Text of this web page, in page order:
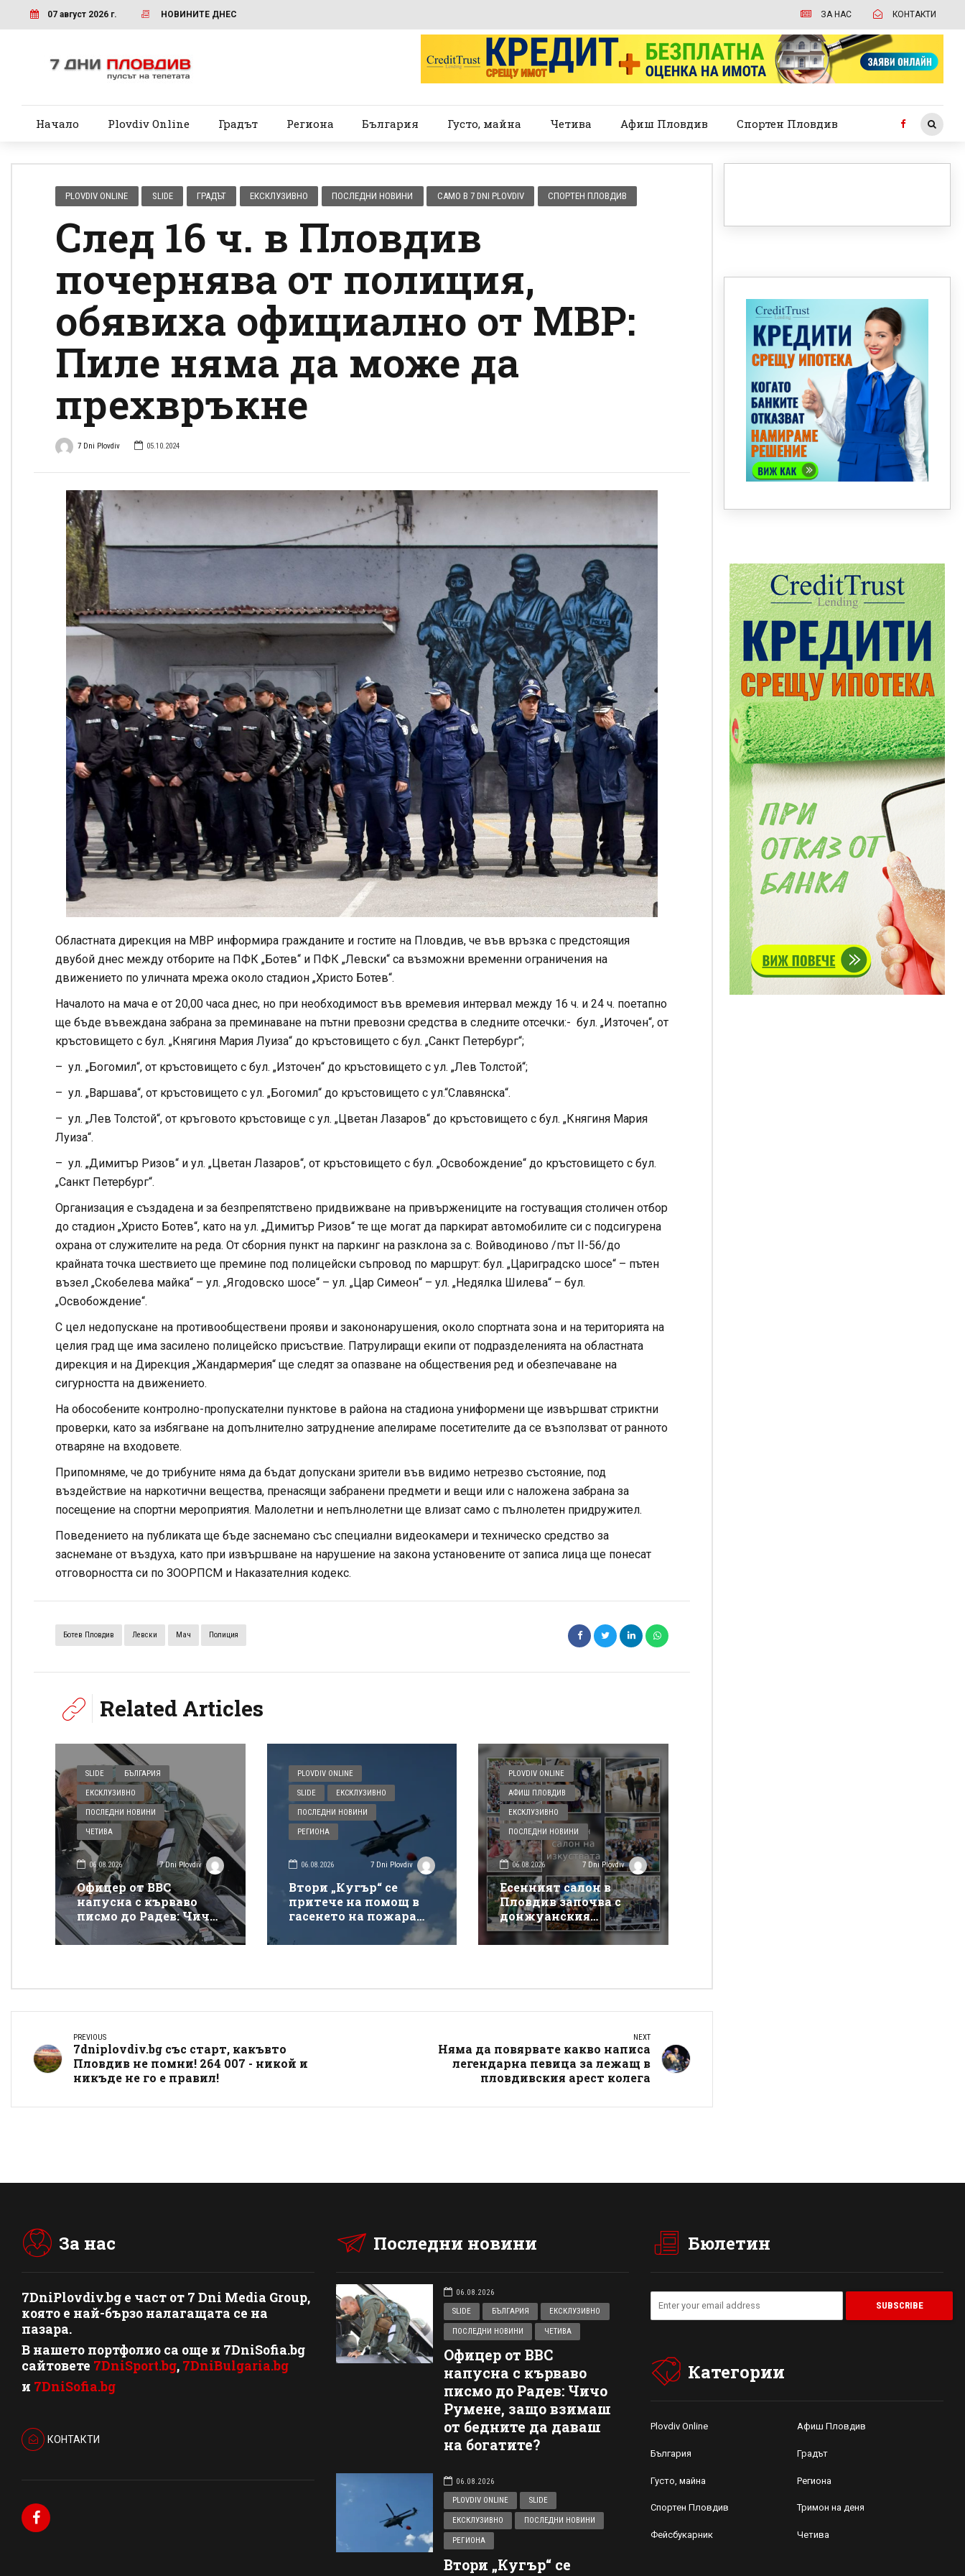
07 август 2026 г. НОВИНИТЕ ДНЕС ЗА НАС КОНТАКТИ
Начало Plovdiv Online Градът Региона България Густо, майна Четива Афиш Пловдив Спортен Пловдив
PLOVDIV ONLINE SLIDE ГРАДЪТ ЕКСКЛУЗИВНО ПОСЛЕДНИ НОВИНИ САМО В 7 DNI PLOVDIV СПОРТЕН ПЛОВДИВ
След 16 ч. в Пловдив
почернява от полиция,
обявиха официално от МВР:
Пиле няма да може да
прехвръкне
7 Dni Plovdiv 05.10.2024
Областната дирекция на МВР информира гражданите и гостите на Пловдив, че във връзка с предстоящия
двубой днес между отборите на ПФК „Ботев“ и ПФК „Левски“ са възможни временни ограничения на
движението по уличната мрежа около стадион „Христо Ботев“.
Началото на мача е от 20,00 часа днес, но при необходимост във времевия интервал между 16 ч. и 24 ч. поетапно
ще бъде въвеждана забрана за преминаване на пътни превозни средства в следните отсечки:- бул. „Източен“, от
кръстовището с бул. „Княгиня Мария Луиза“ до кръстовището с бул. „Санкт Петербург“;
– ул. „Богомил“, от кръстовището с бул. „Източен“ до кръстовището с ул. „Лев Толстой“;
– ул. „Варшава“, от кръстовището с ул. „Богомил“ до кръстовището с ул.“Славянска“.
– ул. „Лев Толстой“, от кръговото кръстовище с ул. „Цветан Лазаров“ до кръстовището с бул. „Княгиня Мария
Луиза“.
– ул. „Димитър Ризов“ и ул. „Цветан Лазаров“, от кръстовището с бул. „Освобождение“ до кръстовището с бул.
„Санкт Петербург“.
Организация е създадена и за безпрепятствено придвижване на привържениците на гостуващия столичен отбор
до стадион „Христо Ботев“, като на ул. „Димитър Ризов“ те ще могат да паркират автомобилите си с подсигурена
охрана от служителите на реда. От сборния пункт на паркинг на разклона за с. Войводиново /път II-56/до
крайната точка шествието ще премине под полицейски съпровод по маршрут: бул. „Цариградско шосе“ – пътен
възел „Скобелева майка“ – ул. „Ягодовско шосе“ – ул. „Цар Симеон“ – ул. „Недялка Шилева“ – бул.
„Освобождение“.
С цел недопускане на противообществени прояви и закононарушения, около спортната зона и на територията на
целия град ще има засилено полицейско присъствие. Патрулиращи екипи от подразделенията на областната
дирекция и на Дирекция „Жандармерия“ ще следят за опазване на обществения ред и обезпечаване на
сигурността на движението.
На обособените контролно-пропускателни пунктове в района на стадиона униформени ще извършват стриктни
проверки, като за избягване на допълнително затруднение апелираме посетителите да се възползват от ранното
отваряне на входовете.
Припомняме, че до трибуните няма да бъдат допускани зрители във видимо нетрезво състояние, под
въздействие на наркотични вещества, пренасящи забранени предмети и вещи или с наложена забрана за
посещение на спортни мероприятия. Малолетни и непълнолетни ще влизат само с пълнолетен придружител.
Поведението на публиката ще бъде заснемано със специални видеокамери и техническо средство за
заснемане от въздуха, като при извършване на нарушение на закона установените от записа лица ще понесат
отговорността си по ЗООРПСМ и Наказателния кодекс.
Ботев Пловдив Левски Мач Полиция
Related Articles
SLIDE БЪЛГАРИЯ
ЕКСКЛУЗИВНО
ПОСЛЕДНИ НОВИНИ
ЧЕТИВА
06.08.2026 7 Dni Plovdiv
Офицер от ВВС
напусна с кърваво
писмо до Радев: Чичо
Румене, защо взимаш
от бедните да даваш
PLOVDIV ONLINE
SLIDE ЕКСКЛУЗИВНО
ПОСЛЕДНИ НОВИНИ
РЕГИОНА
06.08.2026 7 Dni Plovdiv
Втори „Кугър“ се
притече на помощ в
гасенето на пожара
покрай магистрала
„Тракия“
PLOVDIV ONLINE
АФИШ ПЛОВДИВ
ЕКСКЛУЗИВНО
ПОСЛЕДНИ НОВИНИ
06.08.2026 7 Dni Plovdiv
Есенният салон в
Пловдив започва с
донжуанския
спектакъл на Деян
Донков
PREVIOUS
7dniplovdiv.bg със старт, какъвто
Пловдив не помни! 264 007 - никой и
никъде не го е правил!
NEXT
Няма да повярвате какво написа
легендарна певица за лежащ в
пловдивския арест колега
За нас
7DniPlovdiv.bg e част от 7 Dni Media Group,
която е най-бързо налагащата се на
пазара.
В нашето портфолио са още и 7DniSofia.bg
сайтовете 7DniSport.bg, 7DniBulgaria.bg
и 7DniSofia.bg
КОНТАКТИ
Последни новини
06.08.2026
SLIDE
БЪЛГАРИЯ ЕКСКЛУЗИВНО
ПОСЛЕДНИ НОВИНИ ЧЕТИВА
Офицер от ВВС
напусна с кърваво
писмо до Радев: Чичо
Румене, защо взимаш
от бедните да даваш
на богатите?
06.08.2026
PLOVDIV ONLINE
SLIDE
ЕКСКЛУЗИВНО ПОСЛЕДНИ НОВИНИ
РЕГИОНА
Втори „Кугър“ се
Бюлетин
Категории
Plovdiv Online Афиш Пловдив
България Градът
Густо, майна Региона
Спортен Пловдив Тримон на деня
Фейсбукарник Четива